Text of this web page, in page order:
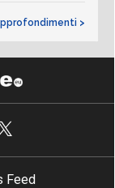
>
Feed